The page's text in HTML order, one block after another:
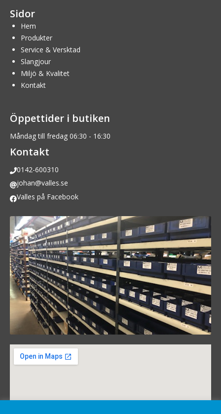
Sidor
Hem
Produkter
Service & Versktad
Slangjour
Miljö & Kvalitet
Kontakt
Öppettider i butiken
Måndag till fredag 06:30 - 16:30
Kontakt
0142-600310
johan@valles.se
Valles på Facebook